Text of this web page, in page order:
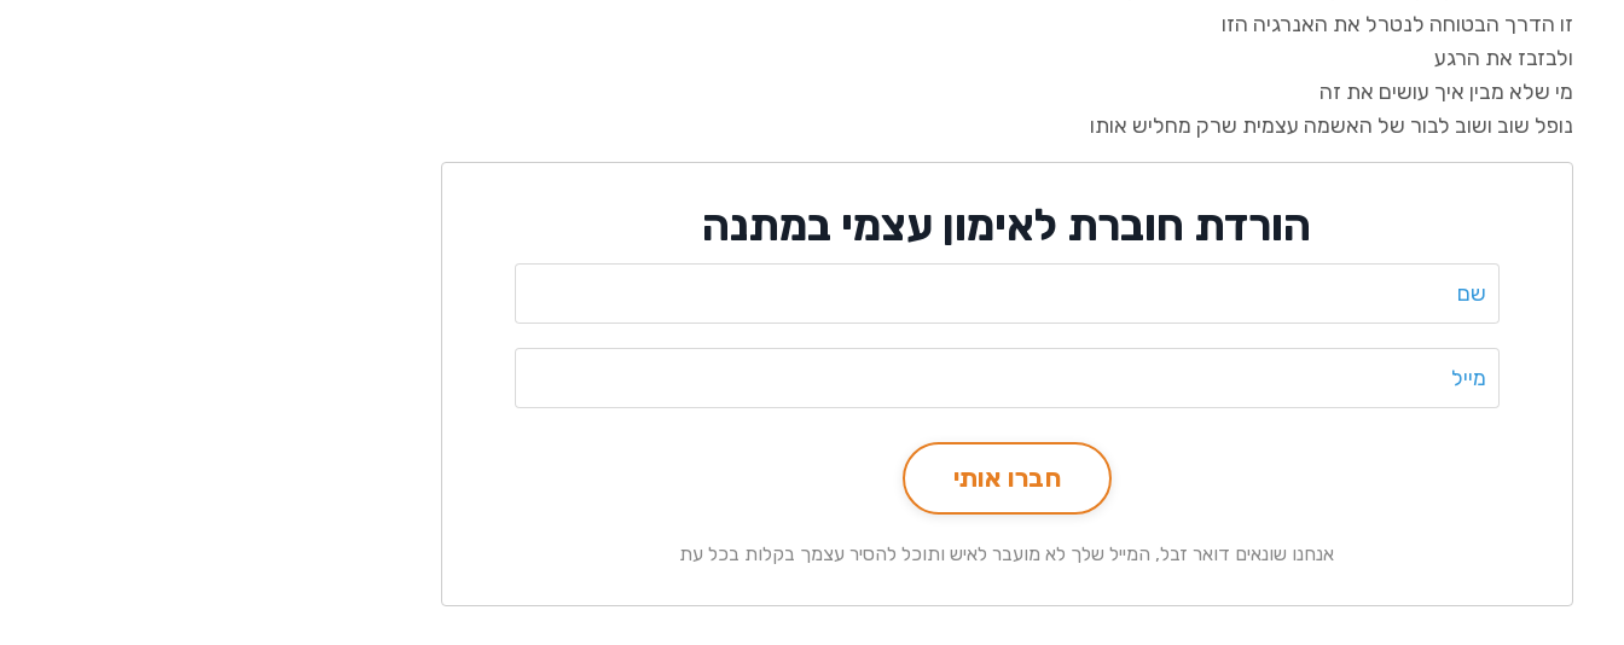
זו הדרך הבטוחה לנטרל את האנרגיה הזו
ולבזבז את הרגע
מי שלא מבין איך עושים את זה
נופל שוב ושוב לבור של האשמה עצמית שרק מחליש אותו
הורדת חוברת לאימון עצמי במתנה
חברו אותי
אנחנו שונאים דואר זבל, המייל שלך לא מועבר לאיש ותוכל להסיר עצמך בקלות בכל עת